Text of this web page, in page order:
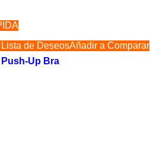
de DeseosAñadir a Comparar
Push-Up Bra